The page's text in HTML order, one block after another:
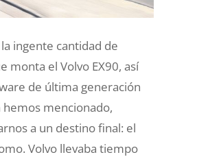
ingente cantidad de
monta el Volvo EX90, así
de última generación
mencionado,
a un destino final: el
Volvo llevaba tiempo